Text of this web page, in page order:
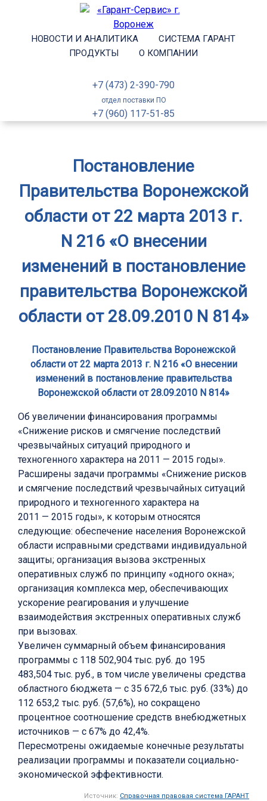
НОВОСТИ И АНАЛИТИКА
СИСТЕМА ГАРАНТ
ПРОДУКТЫ
О КОМПАНИИ
+7 (473) 2-390-790
отдел поставки ПО
+7 (960) 117-51-85
Постановление
Правительства Воронежской
области от 22 марта 2013 г.
N 216 «О внесении
изменений в постановление
правительства Воронежской
области от 28.09.2010 N 814»
Постановление Правительства Воронежской
области от 22 марта 2013 г. N 216 «О внесении
изменений в постановление правительства
Воронежской области от 28.09.2010 N 814»
Об увеличении финансирования программы
«Снижение рисков и смягчение последствий
чрезвычайных ситуаций природного и
техногенного характера на 2011 — 2015 годы».
Расширены задачи программы «Снижение рисков
и смягчение последствий чрезвычайных ситуаций
природного и техногенного характера на
2011 — 2015 годы», к которым относятся
следующие: обеспечение населения Воронежской
области исправными средствами индивидуальной
защиты; организация вызова экстренных
оперативных служб по принципу «одного окна»;
организация комплекса мер, обеспечивающих
ускорение реагирования и улучшение
взаимодействия экстренных оперативных служб
при вызовах.
Увеличен суммарный объем финансирования
программы с 118 502,904 тыс. руб. до 195
483,504 тыс. руб., в том числе увеличены средства
областного бюджета — с 35 672,6 тыс. руб. (33%) до
112 653,2 тыс. руб. (57,6%), но сокращено
процентное соотношение средств внебюджетных
источников — с 67% до 42,4%.
Пересмотрены ожидаемые конечные результаты
реализации программы и показатели социально-
экономической эффективности.
Источник: Справочная правовая система ГАРАНТ